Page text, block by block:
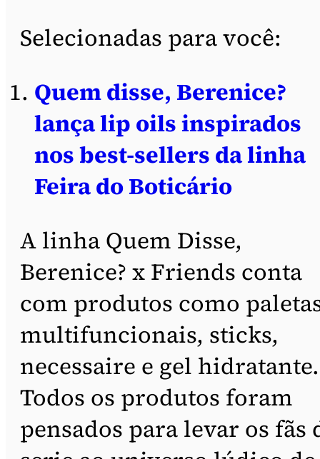
Selecionadas para você:
Quem disse, Berenice?
lança lip oils inspirados
nos best-sellers da linha
Feira do Boticário
A linha Quem Disse,
Berenice? x Friends conta
com produtos como
multifuncionais, sticks,
necessaire e gel hidratante.
Todos os produtos foram
pensados para levar os fãs